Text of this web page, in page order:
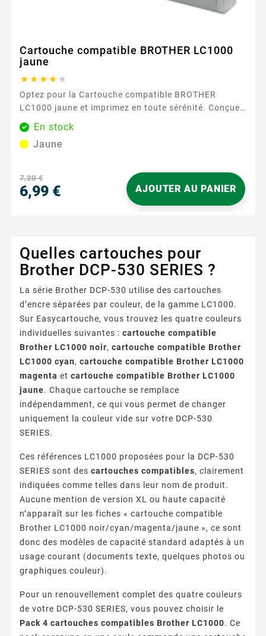
Cartouche compatible BROTHER LC1000
jaune
    
Optez pour la Cartouche compatible BROTHER
LC1000 jaune et imprimez en toute sérénité. Conçue
pour les imprimantes Brother acceptant le format
LC1000 , elle s’installe facilement et est rapidement
reconnue par votre appareil. Vous gagnez du temps à
d’utilisation fluide et rassurante. Idéale pour les...
En stock
Jaune
7,20 €
6,99 € AJOUTER AU PANIER
Quelles cartouches pour
Brother DCP-530 SERIES ?
La série Brother DCP-530 utilise des cartouches
d’encre séparées par couleur, de la gamme LC1000.
Sur Easycartouche, vous trouvez les quatre couleurs
individuelles suivantes : cartouche compatible
Brother LC1000 noir, cartouche compatible Brother
LC1000 cyan, cartouche compatible Brother LC1000
magenta et cartouche compatible Brother LC1000
jaune. Chaque cartouche se remplace
indépendamment, ce qui vous permet de changer
uniquement la couleur vide sur votre DCP-530
SERIES.
Ces références LC1000 proposées pour la DCP-530
SERIES sont des cartouches compatibles, clairement
indiquées comme telles dans leur nom de produit.
Aucune mention de version XL ou haute capacité
n’apparaît sur les fiches « cartouche compatible
Brother LC1000 noir/cyan/magenta/jaune », ce sont
donc des modèles de capacité standard adaptés à un
usage courant (documents texte, quelques photos ou
graphiques couleur).
Pour un renouvellement complet des quatre couleurs
de votre DCP-530 SERIES, vous pouvez choisir le
Pack 4 cartouches compatibles Brother LC1000. Ce